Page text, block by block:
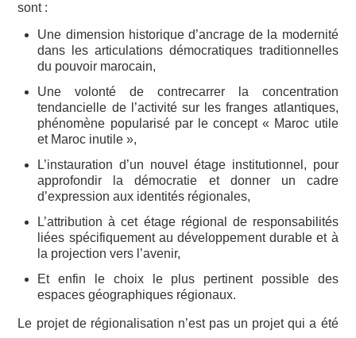
sont :
Une dimension historique d’ancrage de la modernité
dans les articulations démocratiques traditionnelles
du pouvoir marocain,
Une volonté de contrecarrer la concentration
tendancielle de l’activité sur les franges atlantiques,
phénomène popularisé par le concept « Maroc utile
et Maroc inutile »,
L’instauration d’un nouvel étage institutionnel, pour
approfondir la démocratie et donner un cadre
d’expression aux identités régionales,
L’attribution à cet étage régional de responsabilités
liées spécifiquement au développement durable et à
la projection vers l’avenir,
Et enfin le choix le plus pertinent possible des
espaces géographiques régionaux.
Le projet de régionalisation n’est pas un projet qui a été